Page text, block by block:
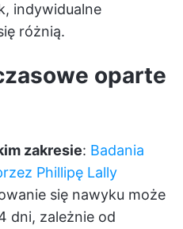
indywidualne
różnią.
oparte
zakresie: Badania
Phillipę Lally
się nawyku może
dni, zależnie od